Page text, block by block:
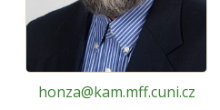
honza@kam.mff.cuni.cz